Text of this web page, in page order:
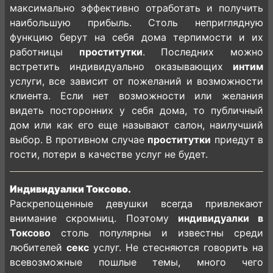
максимально эффективно отработать и получить
наибольшую прибыль. Столь неприглядную
функцию берут на себя дома терпимости и их
работницы проститутки. Последних можно
встретить индивидуально оказывающих интим
услуги, все зависит от пожеланий и возможности
клиента. Если нет возможности или желания
видеть посторонних у себя дома, то публичный
дом или как его еще называют салон, наилучший
выбор. В противном случае проститутки приедут в
гости, потери в качестве услуг не будет.
Индивидуалки Токсово.
Раскрепощенные девушки всегда привлекают
внимание скромниц. Поэтому индивидуалки в
Токсово столь популярны и известны среди
любителей секс услуг. Не стесняются говорить на
всевозможные пошлые темы, много чего